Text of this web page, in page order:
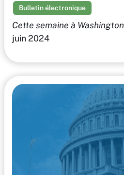
Bulletin électronique
Cette semaine à Washington
juin 2024